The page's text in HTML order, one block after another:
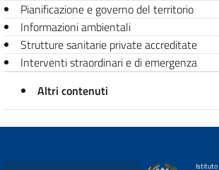
Pianificazione e governo del territorio
Informazioni ambientali
Strutture sanitarie private accreditate
Interventi straordinari e di emergenza
Altri contenuti
Istituto